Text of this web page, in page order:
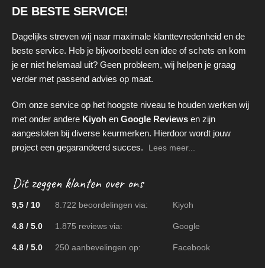
DE BESTE SERVICE!
Dagelijks streven wij naar maximale klanttevredenheid en de
beste service. Heb je bijvoorbeeld een idee of schets en kom
je er niet helemaal uit? Geen probleem, wij helpen je graag
verder met passend advies op maat.
Om onze service op het hoogste niveau te houden werken wij
met onder andere Kiyoh en Google Reviews en zijn
aangesloten bij diverse keurmerken. Hierdoor wordt jouw
project een gegarandeerd succes.
Lees meer...
9,5 / 10 8.722 beoordelingen via: Kiyoh
4.8 / 5.0 1.875 reviews via: Google
4.8 / 5.0 250 aanbevelingen op: Facebook